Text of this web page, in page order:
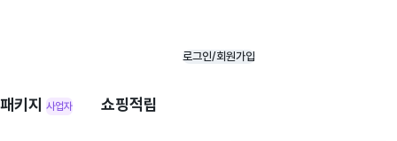
로그인/회원가입
키지 사업자 쇼핑적립